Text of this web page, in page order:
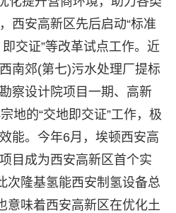
西安高新区先后启动“标准
交证”等改革试点工作。近
南郊(第七)污水处理厂提标
察设计院项目一期、高新
地的“交地即交证”工作，极
能。今年6月，埃顿西安高
目成为西安高新区首个实
次隆基氢能西安制氢设备总
意味着西安高新区在优化土